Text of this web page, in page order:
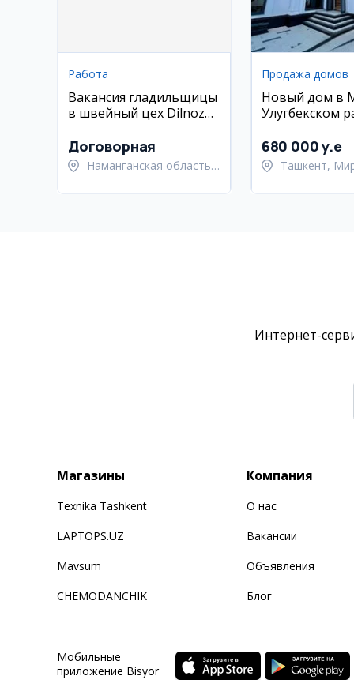
Работа
Вакансия гладильщицы
в швейный цех Dilnoza
Договорная
Наманганская область,
Продажа домов
Новый дом в
Улугбекском
680 000 y.e
Ташкент,
Интернет-
Магазины
Texnika Tashkent
LAPTOPS.UZ
Mavsum
CHEMODANCHIK
Компания
О нас
Вакансии
Объявления
Блог
Мобильные
приложение Bisyor